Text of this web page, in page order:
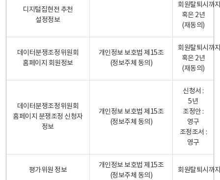
디지털집현전 추천
설정정보
회원탈퇴시까
혹은 2년
(재동의)
데이터분쟁조정위원회
홈페이지 회원정보
개인정보 보호법 제15조
(정보주체 동의)
회원탈퇴시까
혹은 2년
(재동의)
데이터분쟁조정위원회
홈페이지 분쟁조정 신청자
정보
개인정보 보호법 제15조
(정보주체 동의)
신청서 :
5년
조정안 :
영구
조정조서 :
영구
평가위원 정보
개인정보 보호법 제15조
(정보주체 동의)
회원탈퇴시까